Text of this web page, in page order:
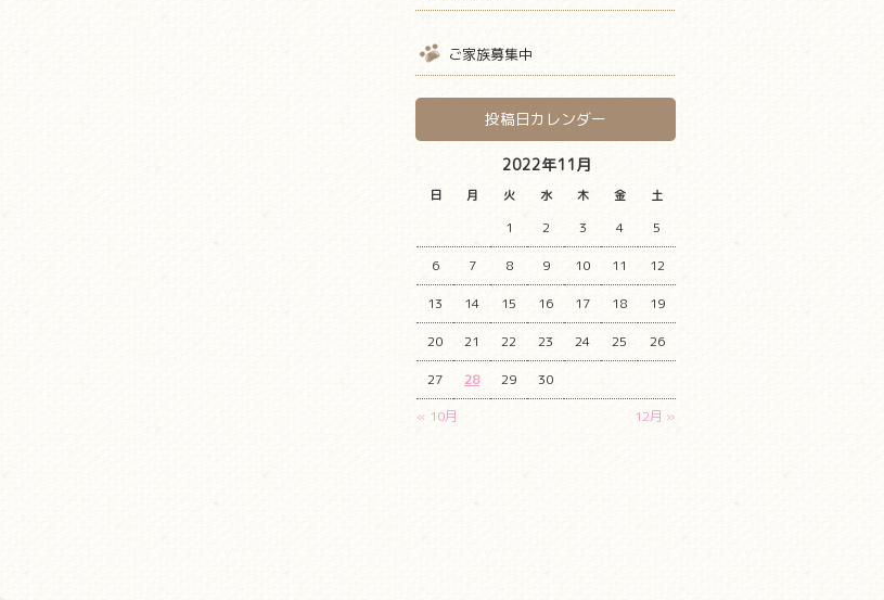
ご家族募集中
投稿日カレンダー
2022年11月
日 月 火 水 木 金 土
« 10月 12月 »
1 2 3 4 5
6 7 8 9 10 11 12
13 14 15 16 17 18 19
20 21 22 23 24 25 26
27 28 29 30